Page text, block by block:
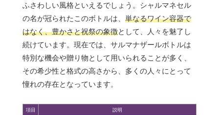
ふさわしい風格といえるでしょう。シャルマネセル
の名が冠られたこのボトルは、 単なるワイン容器で
はなく、豊かさと祝祭の象徴として、人々を魅了し
続けています。現在では、サルマナザールボトルは
特別な機会や贈り物として用いられることが多く、
その希少性と格式の高さから、多くの人々にとって
憧れの存在となっています。
項目 説明